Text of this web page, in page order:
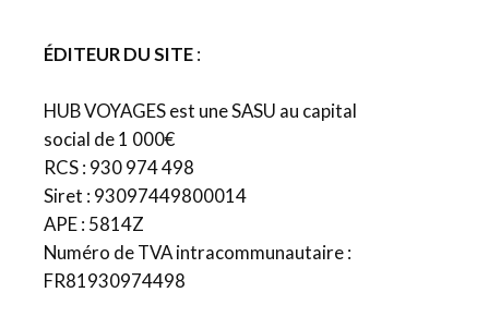
ÉDITEUR DU SITE:
HUB VOYAGES est une SASU au capital
social de 1 000€
RCS : 930 974 498
Siret : 93097449800014
APE : 5814Z
Numéro de TVA intracommunautaire :
FR81930974498